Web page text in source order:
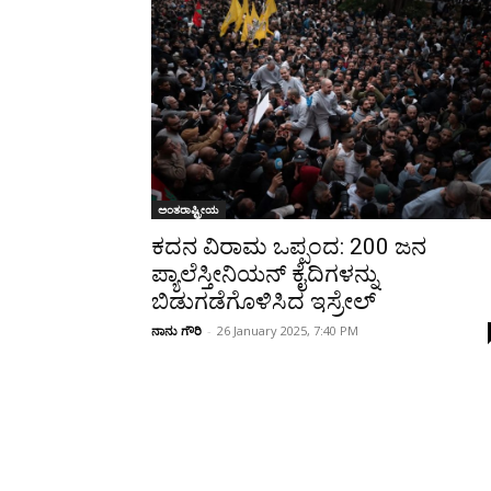
ಅಂತರಾಷ್ಟ್ರೀಯ
ಕದನ ವಿರಾಮ ಒಪ್ಪಂದ: 200 ಜನ
ಪ್ಯಾಲೆಸ್ತೀನಿಯನ್ ಕೈದಿಗಳನ್ನು
ಬಿಡುಗಡೆಗೊಳಿಸಿದ ಇಸ್ರೇಲ್
ನಾನು ಗೌರಿ - 26 January 2025, 7:40 PM